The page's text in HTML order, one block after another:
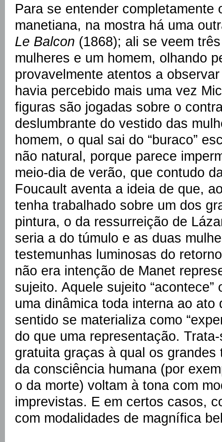
Para se entender completamente
manetiana, na mostra há uma
Le Balcon (1868); ali se veem
mulheres e um homem, olhando
provavelmente atentos a
havia percebido mais uma vez
figuras são jogadas sobre o
deslumbrante do vestido das
homem, o qual sai do “buraco”
não natural, porque parece
meio-dia de verão, que contudo
Foucault aventa a ideia de que,
tenha trabalhado sobre um dos
pintura, o da ressurreição de
seria a do túmulo e as duas
testemunhas luminosas do
não era intenção de Manet
sujeito. Aquele sujeito “acontece”
uma dinâmica toda interna ao ato
sentido se materializa como
do que uma representação.
gratuita graças à qual os
da consciência humana (por
o da morte) voltam à tona com
imprevistas. E em certos casos,
com modalidades de magnífica